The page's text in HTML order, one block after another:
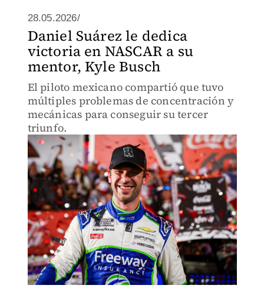
28.05.2026/
Daniel Suárez le dedica
victoria en NASCAR a su
mentor, Kyle Busch
El piloto mexicano compartió que tuvo
múltiples problemas de concentración y
mecánicas para conseguir su tercer
triunfo.